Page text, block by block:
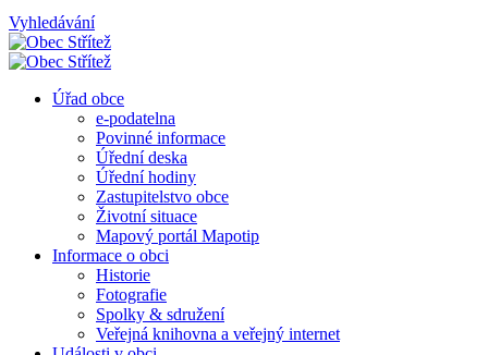
Vyhledávání
Úřad obce
e-podatelna
Povinné informace
Úřední deska
Úřední hodiny
Zastupitelstvo obce
Životní situace
Mapový portál Mapotip
Informace o obci
Historie
Fotografie
Spolky & sdružení
Veřejná knihovna a veřejný internet